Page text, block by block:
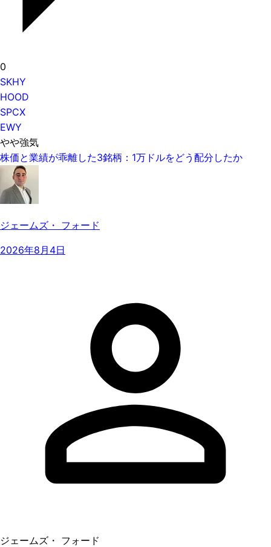
0
SKHY
HOOD
SPCX
EWY
やや強気
株価と業績が乖離した3銘柄：1万ドルをどう配分したか
ジェームズ・ フォード
2026年8月4日
ジェームズ・ フォード